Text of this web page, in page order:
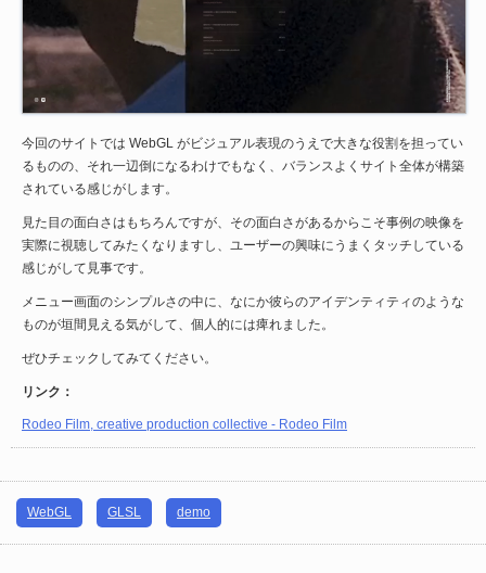
今回のサイトでは WebGL がビジュアル表現のうえで大きな役割を担ってい
るものの、それ一辺倒になるわけでもなく、バランスよくサイト全体が構築
されている感じがします。
見た目の面白さはもちろんですが、その面白さがあるからこそ事例の映像を
実際に視聴してみたくなりますし、ユーザーの興味にうまくタッチしている
感じがして見事です。
メニュー画面のシンプルさの中に、なにか彼らのアイデンティティのような
ものが垣間見える気がして、個人的には痺れました。
ぜひチェックしてみてください。
リンク：
Rodeo Film, creative production collective - Rodeo Film
WebGL GLSL demo